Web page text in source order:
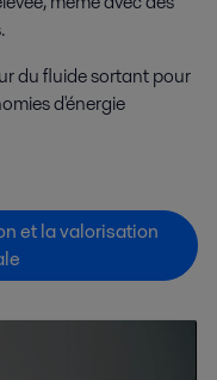
du fluide sortant pour
d'énergie
et la valorisation